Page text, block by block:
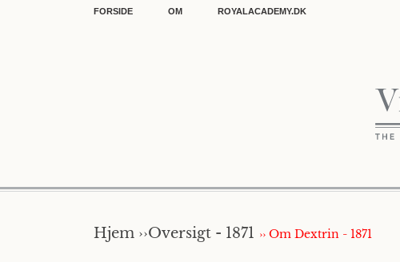
FORSIDE OM ROYALACADEMY.DK
Hjem ››Oversigt - 1871 ›› Om Dextrin - 1871